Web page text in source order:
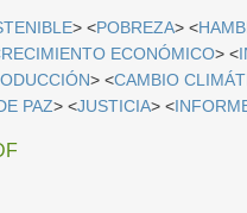
> <POBREZA> <
ECONÓMICO> <
> <CAMBIO
PAZ> <JUSTICIA> <